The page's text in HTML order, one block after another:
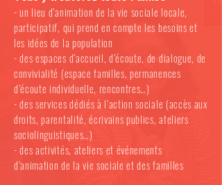
- un lieu d’animation de la vie sociale locale,
participatif, qui prend en compte les besoins et
les idées de la population
- des espaces d’accueil, d’écoute, de dialogue, de
convivialité (espace familles, permanences
d’écoute individuelle, rencontres…)
- des services dédiés à l’action sociale (accès aux
droits, parentalité, écrivains publics, ateliers
sociolinguistiques…)
- des activités, ateliers et événements
d’animation de la vie sociale et des familles